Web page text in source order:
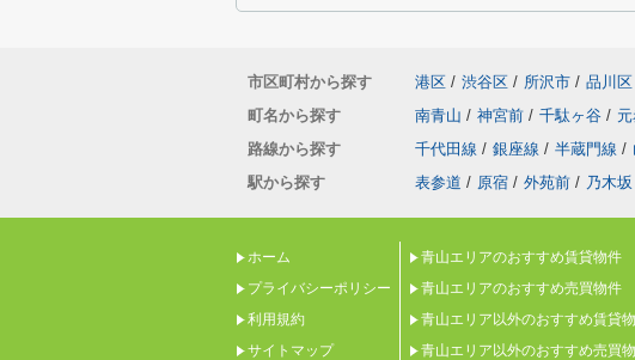
市区町村から探す 港区 / 渋谷区 / 所沢市 / 品川区
町名から探す
南青山 / 神宮前 / 千駄ヶ谷 /
路線から探す
千代田線 / 銀座線 / 半蔵門線 /
駅から探す
表参道 / 原宿 / 外苑前 / 乃木坂
ホーム
プライバシーポリシー
利用規約
サイトマップ
青山エリアのおすすめ賃貸物件
青山エリアのおすすめ売買物件
青山エリア以外のおすすめ賃貸
青山エリア以外のおすすめ売買